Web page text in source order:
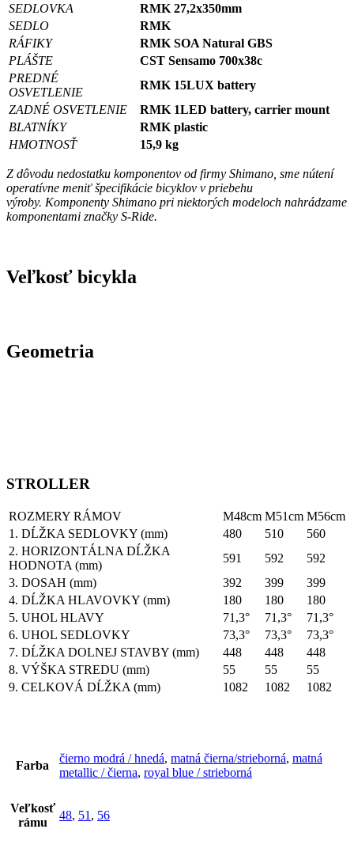
SEDLOVKA
RMK 27,2x350mm
SEDLO
RMK
RÁFIKY
RMK SOA Natural GBS
PLÁŠTE
CST Sensamo 700x38c
PREDNÉ
OSVETLENIE
RMK 15LUX battery
ZADNÉ OSVETLENIE
RMK 1LED battery, carrier mount
BLATNÍKY
RMK plastic
HMOTNOSŤ
15,9 kg
Z dôvodu nedostatku komponentov od firmy Shimano, sme nútení
operatívne meniť špecifikácie bicyklov v priebehu
výroby. Komponenty Shimano pri niektorých modeloch nahrádzame
komponentami značky S-Ride.
Veľkosť bicykla
Geometria
STROLLER
ROZMERY RÁMOV M48cm M51cm M56cm
1. DĹŽKA SEDLOVKY (mm)
480 510
560
2. HORIZONTÁLNA DĹŽKA
HODNOTA (mm)
591 592
592
3. DOSAH (mm)
392 399
399
4. DĹŽKA HLAVOVKY (mm)
180 180
180
5. UHOL HLAVY
71,3° 71,3°
71,3°
6. UHOL SEDLOVKY
73,3° 73,3°
73,3°
7. DĹŽKA DOLNEJ STAVBY (mm)
448 448
448
8. VÝŠKA STREDU (mm)
55 55
55
9. CELKOVÁ DĹŽKA (mm)
1082 1082 1082
Farba
čierno modrá / hnedá, matná čierna/strieborná, matná
metallic / čierna, royal blue / strieborná
Veľkosť
rámu
48, 51 , 56